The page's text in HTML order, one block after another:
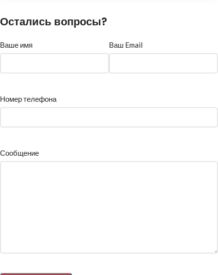
Остались вопросы?
Ваше имя Ваш Email
Номер телефона
Сообщение